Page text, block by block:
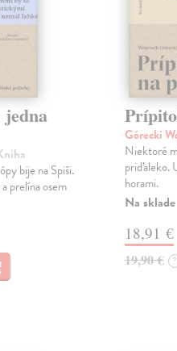
bije na Spiši.
prelína osem
Górecki
Niektoré
priďaleko.
horami.
Na sklade
18,91 €
19,90 € ?